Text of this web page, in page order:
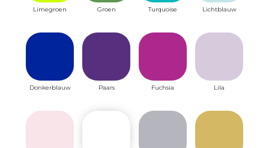
Limegroen Groen Turquoise Lichtblauw
Donkerblauw Paars Fuchsia Lila